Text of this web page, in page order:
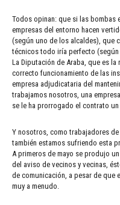
Todos opinan: que si las bombas
empresas del entorno hacen
(según uno de los alcaldes), que
técnicos todo iría perfecto (según
La Diputación de Araba, que es la
correcto funcionamiento de las
empresa adjudicataria del
trabajamos nosotros, una
se le ha prorrogado el contrato un
Y nosotros, como trabajadores
también estamos sufriendo esta
A primeros de mayo se produjo
del aviso de vecinos y vecinas,
de comunicación, a pesar de que
muy a menudo.